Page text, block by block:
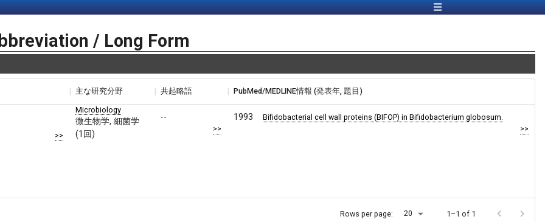
/ Long Form
主な研究分野 共起略語 PubMed/MEDLINE情報 (発表年, 題目)
>>
Microbiology
微生物学, 細菌学
(1回)
--
>>
1993
Bifidobacterial cell wall proteins (BIFOP) in Bifidobacterium globosum.
>>
Rows per page: 20 1–1 of 1